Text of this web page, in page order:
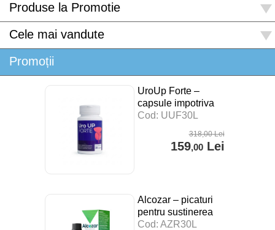
Produse la Promotie
Cele mai vandute
Promoții
UroUp Forte –
capsule impotriva
prostatitei – 30 cps
Cod: UUF30L
318,00Lei
159,00Lei
Alcozar – picaturi
pentru sustinerea
digestiei, a
Cod: AZR30L